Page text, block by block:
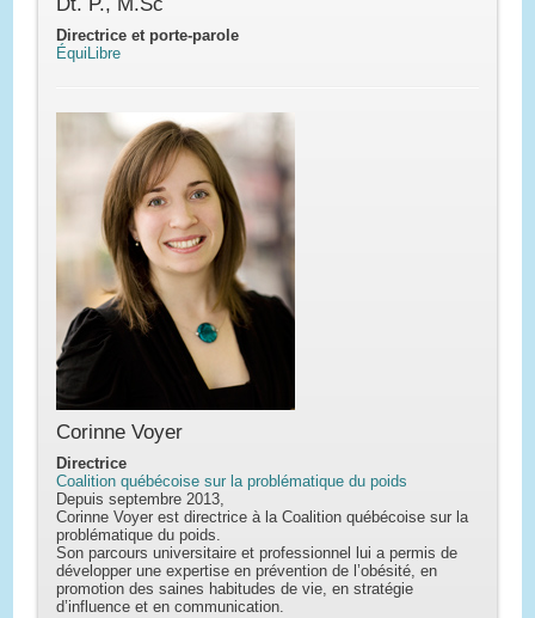
Directrice et porte-parole
ÉquiLibre
Corinne Voyer
Directrice
Coalition québécoise sur la problématique du poids
Depuis septembre 2013,
Corinne Voyer est directrice à la Coalition québécoise sur la
problématique du poids.
Son parcours universitaire et professionnel lui a permis de
développer une expertise en prévention de l’obésité, en
promotion des saines habitudes de vie, en stratégie
d’influence et en communication.